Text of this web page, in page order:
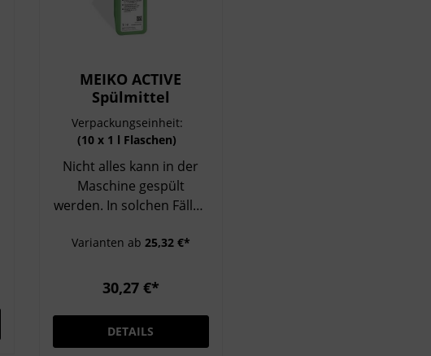
MEIKO ACTIVE
Spülmittel
Verpackungseinheit:
(10 x 1 l Flaschen)
Karton
Nicht alles kann in der
Maschine gespült
werden. In solchen Fällen
Spülmittel genau die
manuellen Spülen
Varianten ab 25,32 €*
30,27 €*
DETAILS